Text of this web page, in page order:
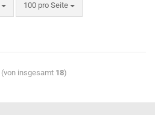
100 pro Seite
(von insgesamt 18)